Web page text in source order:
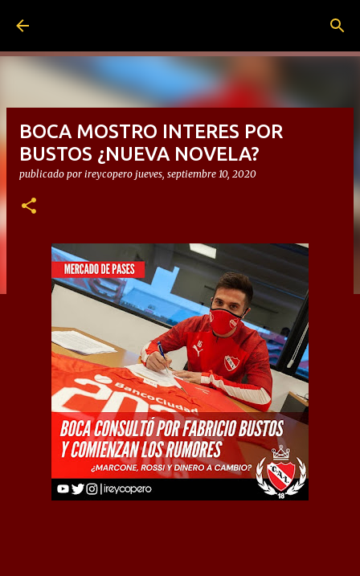
BOCA MOSTRO INTERES POR
BUSTOS ¿NUEVA NOVELA?
publicado por ireycopero jueves, septiembre 10, 2020